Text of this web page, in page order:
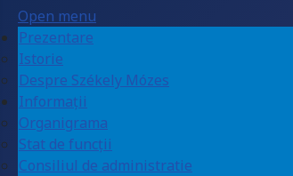
Open menu
Prezentare
Istorie
Despre Székely Mózes
Informații
Organigrama
Stat de funcții
Consiliul de administratie